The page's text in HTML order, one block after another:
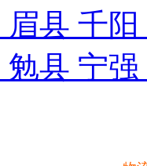
县 千
县 宁